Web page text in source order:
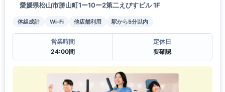
愛媛県松山市勝山町1ー10ー2第二えびすビル 1F
体組成計 Wi-Fi 他店舗利用 駅から5分以内
営業時間
24:00間
定休日
要確認